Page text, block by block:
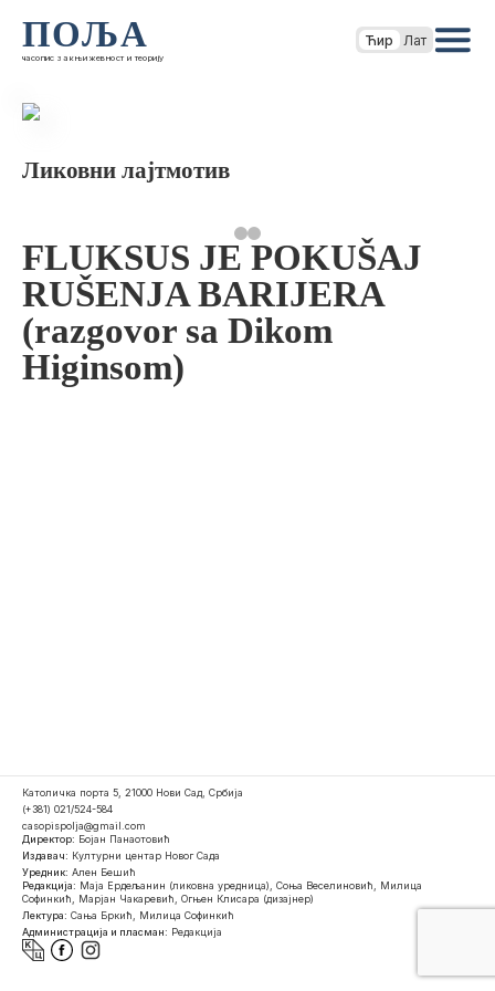
ПОЉА
часопис за књижевност и теорију
Ћир Лат
Ликовни лајтмотив
FLUKSUS JE POKUŠAJ
RUŠENJA BARIJERA
(razgovor sa Dikom
Higinsom)
Католичка порта 5, 21000 Нови Сад, Србија
(+381) 021/524-584
casopispolja@gmail.com
Директор: Бојан Панаотовић
Издавач: Културни центар Новог Сада
Уредник: Ален Бешић
Редакција: Маја Ердељанин (ликовна уредница), Соња Веселиновић, Милица
Софинкић, Марјан Чакаревић, Огњен Клисара (дизајнер)
Лектура: Сања Бркић, Милица Софинкић
Администрација и пласман: Редакција